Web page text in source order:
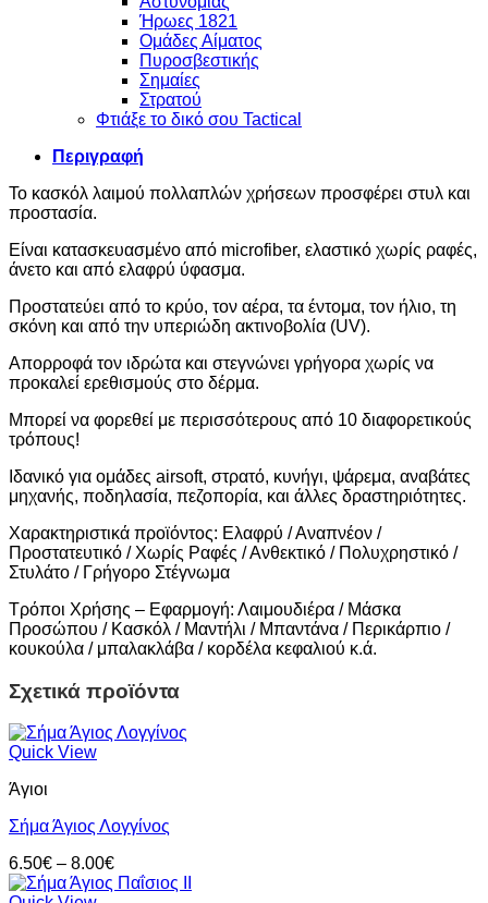
Ήρωες 1821
Ομάδες Αίματος
Πυροσβεστικής
Σημαίες
Στρατού
Φτιάξε το δικό σου Tactical
Περιγραφή
Το κασκόλ λαιμού πολλαπλών χρήσεων προσφέρει στυλ και
προστασία.
Είναι κατασκευασμένο από microfiber, ελαστικό χωρίς ραφές,
άνετο και από ελαφρύ ύφασμα.
Προστατεύει από το κρύο, τον αέρα, τα έντομα, τον ήλιο, τη
σκόνη και από την υπεριώδη ακτινοβολία (UV).
Απορροφά τον ιδρώτα και στεγνώνει γρήγορα χωρίς να
προκαλεί ερεθισμούς στο δέρμα.
Μπορεί να φορεθεί με περισσότερους από 10 διαφορετικούς
τρόπους!
Ιδανικό για ομάδες airsoft, στρατό, κυνήγι, ψάρεμα, αναβάτες
μηχανής, ποδηλασία, πεζοπορία, και άλλες δραστηριότητες.
Χαρακτηριστικά προϊόντος: Ελαφρύ / Αναπνέον /
Προστατευτικό / Χωρίς Ραφές / Ανθεκτικό / Πολυχρηστικό /
Στυλάτο / Γρήγορο Στέγνωμα
Τρόποι Χρήσης – Εφαρμογή: Λαιμουδιέρα / Μάσκα
Προσώπου / Κασκόλ / Μαντήλι / Μπαντάνα / Περικάρπιο /
κουκούλα / μπαλακλάβα / κορδέλα κεφαλιού κ.ά.
Σχετικά προϊόντα
Quick View
Άγιοι
Σήμα Άγιος Λογγίνος
6.50€ – 8.00€Price
range: